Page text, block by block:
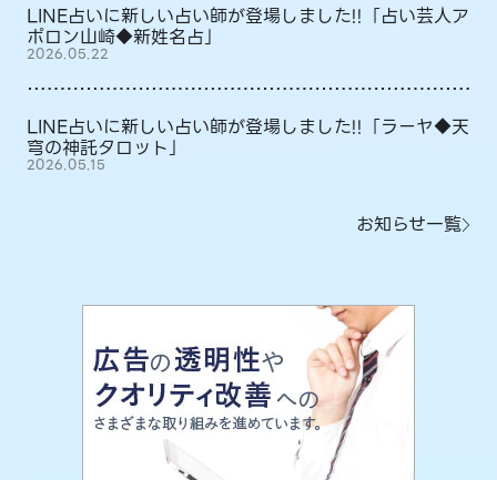
LINE占いに新しい占い師が登場しました!!「占い芸人ア
ポロン山崎◆新姓名占」
2026.05.22
LINE占いに新しい占い師が登場しました!!「ラーヤ◆天
穹の神託タロット」
2026.05.15
お知らせ一覧